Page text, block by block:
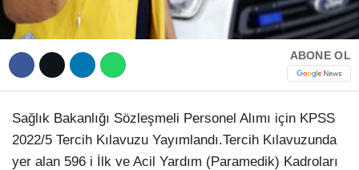
Instagram
TikTok
Dribbble
ABONE OL
Sağlık Bakanlığı Sözleşmeli Personel Alımı için KPSS
2022/5 Tercih Kılavuzu Yayımlandı.Tercih Kılavuzunda
yer alan 596 i İlk ve Acil Yardım (Paramedik) Kadroları